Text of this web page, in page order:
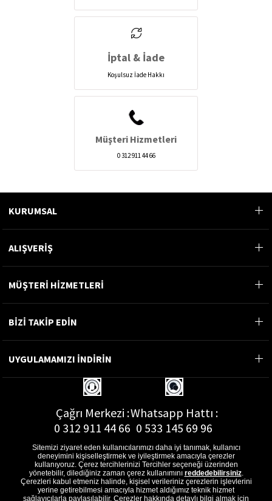
İptal & İade
Koşulsuz İade Hakkı
Müşteri Hizmetleri
0 312 911 44 66
KURUMSAL
ALIŞVERİŞ
MÜŞTERİ HİZMETLERİ
BİZİ TAKİP EDİN
UYGULAMAMIZI İNDİRİN
Çağrı Merkezi :
0 312 911 44 66
Whatsapp Hattı :
0 533 145 69 96
E-Posta Adresi :
musterihizmetleri@gon.com.tr
Sitemizi ziyaret eden kullanıcılarımızı daha iyi tanımak, kullanıcı
deneyimini kişiselleştirmek ve iyileştirmek amacıyla çerezler
kullanıyoruz. Çerez tercihlerinizi Tercihler seçeneği üzerinden
yönetebilir, dilediğiniz zaman çerez kullanımını reddedebilirsiniz.
Çerezleri kabul etmeniz halinde, kişisel verileriniz çerezlerin işlevlerini
yerine getirebilmesi amacıyla hizmet aldığımız teknik hizmet
sağlayıcılarla paylaşılabilir. Çerezler hakkında detaylı bilgi almak için